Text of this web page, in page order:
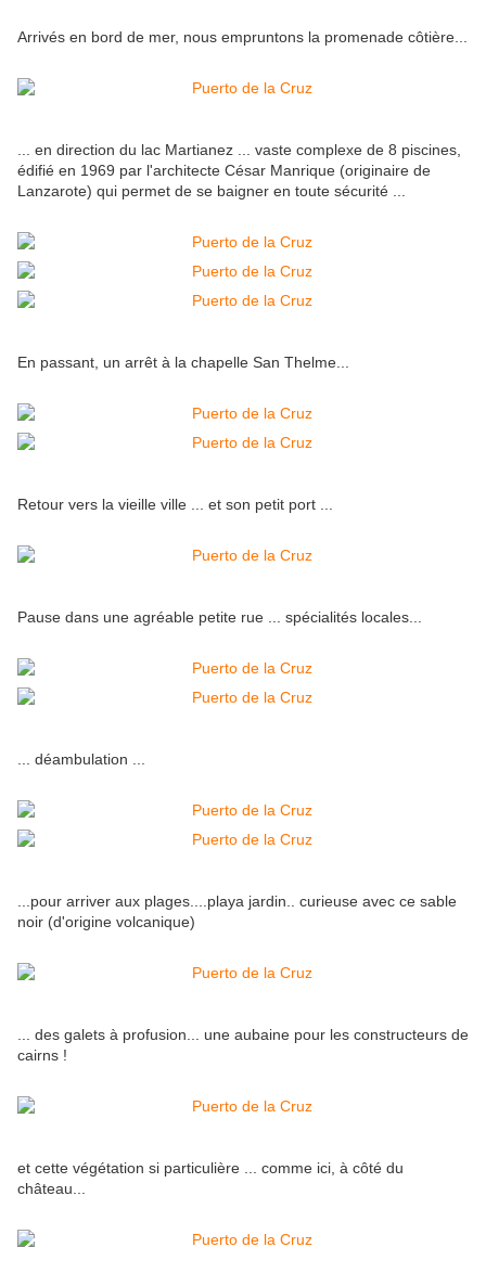
Arrivés en bord de mer, nous empruntons la promenade côtière...
... en direction du lac Martianez ... vaste complexe de 8 piscines,
édifié en 1969 par l'architecte César Manrique (originaire de
Lanzarote) qui permet de se baigner en toute sécurité ...
En passant, un arrêt à la chapelle San Thelme...
Retour vers la vieille ville ... et son petit port ...
Pause dans une agréable petite rue ... spécialités locales...
... déambulation ...
...pour arriver aux plages....playa jardin.. curieuse avec ce sable
noir (d'origine volcanique)
... des galets à profusion... une aubaine pour les constructeurs de
cairns !
et cette végétation si particulière ... comme ici, à côté du
château...